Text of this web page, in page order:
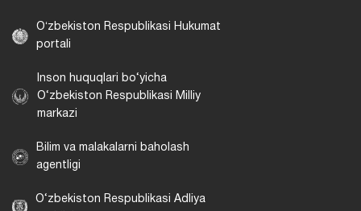
Oʻzbekiston Respublikasi Hukumat
portali
Inson huquqlari bo‘yicha
O‘zbekiston Respublikasi Milliy
markazi
Bilim va malakalarni baholash
agentligi
O‘zbekiston Respublikasi Adliya